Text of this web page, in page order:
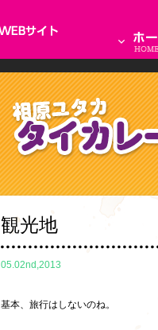
観光地
05.02nd,2013
基本、旅行はしないのね。